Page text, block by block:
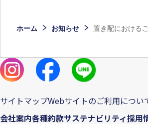
ホーム お知らせ 置き配における
サイトマップWebサイトのご利用につい
会社案内各種約款サステナビリティ採用